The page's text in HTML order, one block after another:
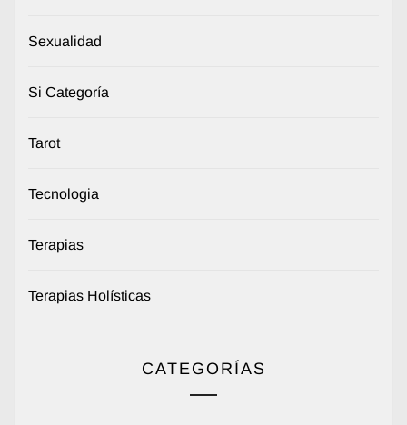
Sexualidad
Si Categoría
Tarot
Tecnologia
Terapias
Terapias Holísticas
CATEGORÍAS